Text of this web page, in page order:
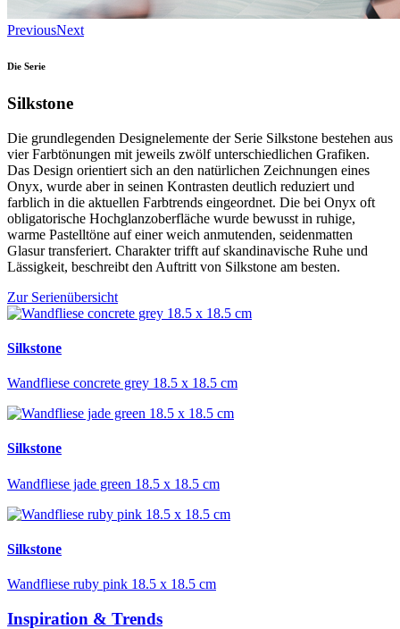
PreviousNext
Die Serie
Silkstone
Die grundlegenden Designelemente der Serie Silkstone bestehen aus
vier Farbtönungen mit jeweils zwölf unterschiedlichen Grafiken.
Das Design orientiert sich an den natürlichen Zeichnungen eines
Onyx, wurde aber in seinen Kontrasten deutlich reduziert und
farblich in die aktuellen Farbtrends eingeordnet. Die bei Onyx oft
obligatorische Hochglanzoberfläche wurde bewusst in ruhige,
warme Pastelltöne auf einer weich anmutenden, seidenmatten
Glasur transferiert. Charakter trifft auf skandinavische Ruhe und
Lässigkeit, beschreibt den Auftritt von Silkstone am besten.
Zur Serienübersicht
Silkstone
Wandfliese concrete grey 18.5 x 18.5 cm
Silkstone
Wandfliese jade green 18.5 x 18.5 cm
Silkstone
Wandfliese ruby pink 18.5 x 18.5 cm
Inspiration & Trends